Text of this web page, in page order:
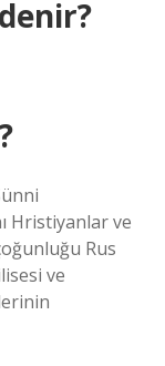
Hristiyanlar ve
Rus
ve